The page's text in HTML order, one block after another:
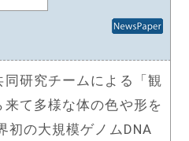
研究チームによる「観
て多様な体の色や形を
初の大規模ゲノムDNA